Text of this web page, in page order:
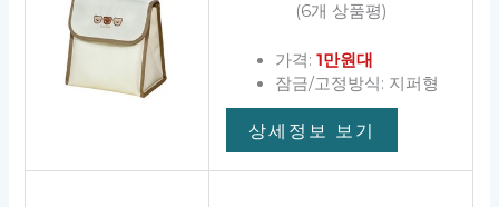
(6개 상품평)
가격: 1만원대
잠금/고정방식: 지퍼형
상세정보 보기